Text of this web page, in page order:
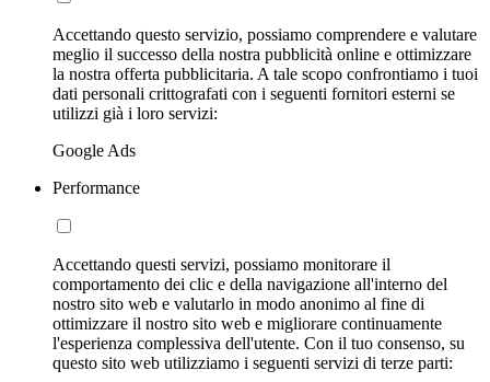
Accettando questo servizio, possiamo comprendere e valutare
meglio il successo della nostra pubblicità online e ottimizzare
la nostra offerta pubblicitaria. A tale scopo confrontiamo i tuoi
dati personali crittografati con i seguenti fornitori esterni se
utilizzi già i loro servizi:
Google Ads
Performance
Accettando questi servizi, possiamo monitorare il
comportamento dei clic e della navigazione all'interno del
nostro sito web e valutarlo in modo anonimo al fine di
ottimizzare il nostro sito web e migliorare continuamente
l'esperienza complessiva dell'utente. Con il tuo consenso, su
questo sito web utilizziamo i seguenti servizi di terze parti: